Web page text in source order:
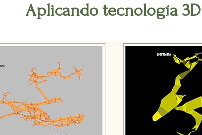
Aplicando tecnología 3D